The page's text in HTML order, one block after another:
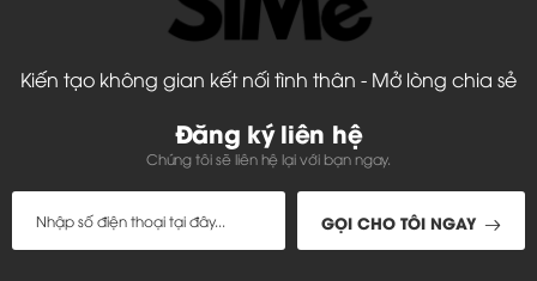
Kiến tạo không gian kết nối tình thân - Mở lòng chia sẻ
Đăng ký liên hệ
Chúng tôi sẽ liên hệ lại với bạn ngay.
GỌI CHO TÔI NGAY